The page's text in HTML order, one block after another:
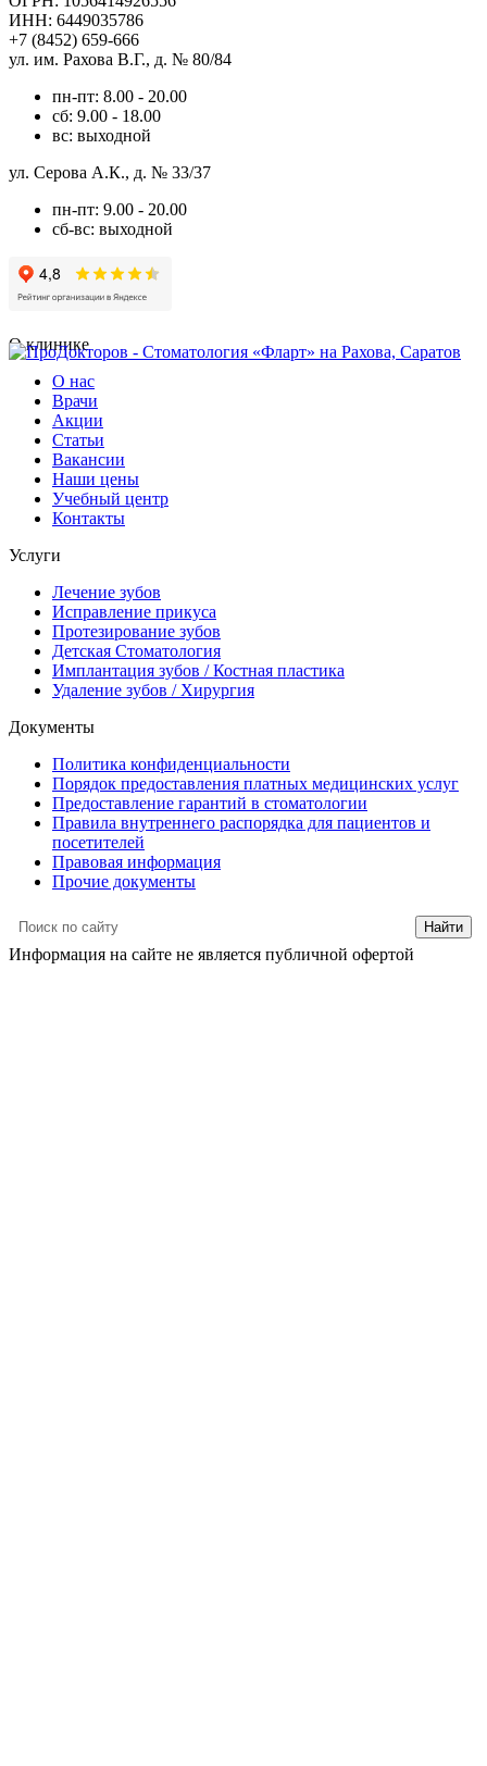
ИНН: 6449035786
+7 (8452) 659-666
ул. им. Рахова В.Г., д. № 80/84
пн-пт: 8.00 - 20.00
сб: 9.00 - 18.00
вс: выходной
ул. Серова А.К., д. № 33/37
пн-пт: 9.00 - 20.00
сб-вс: выходной
О клинике
О нас
Врачи
Акции
Статьи
Вакансии
Наши цены
Учебный центр
Контакты
Услуги
Лечение зубов
Исправление прикуса
Протезирование зубов
Детская Стоматология
Имплантация зубов / Костная пластика
Удаление зубов / Хирургия
Документы
Политика конфиденциальности
Порядок предоставления платных медицинских услуг
Предоставление гарантий в стоматологии
Правила внутреннего распорядка для пациентов и
посетителей
Правовая информация
Прочие документы
Информация на сайте не является публичной офертой